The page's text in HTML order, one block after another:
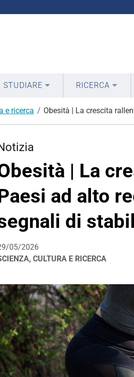
STUDIARE RICERCA
e ricerca Obesità | La crescita
| La
ad alto
di
05/2026
CULTURA E RICERCA